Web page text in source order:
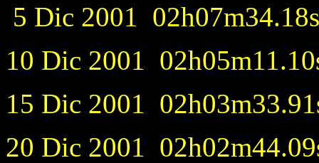
5 Dic 2001
10 Dic 2001
15 Dic 2001
20 Dic 2001